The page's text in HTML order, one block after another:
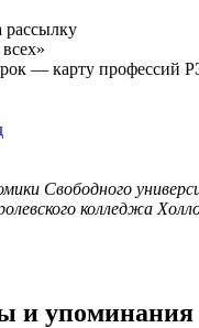
— карту профессий
Свободного
колледжа
и упоминания